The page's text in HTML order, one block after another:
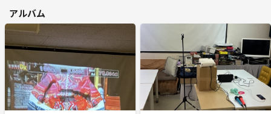
アルバム